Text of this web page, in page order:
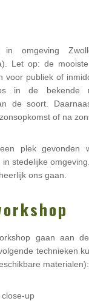
omgeving
Let op: de
voor publiek of
in de bekende
de soort.
of na
plek gevonden
stedelijke
ons gaan.
gaan aan
technieken
materialen):
up